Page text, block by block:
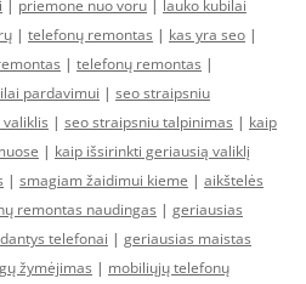
| priemone nuo voru | lauko kubilai
| telefonų remontas | kas yra seo |
| telefonų remontas |
pardavimui | seo straipsniu
| seo straipsniu talpinimas | kaip
| kaip išsirinkti geriausią valiklį
| smagiam žaidimui kieme | aikštelės
remontas naudingas | geriausias
telefonai | geriausias maistas
žymėjimas | mobiliųjų telefonų